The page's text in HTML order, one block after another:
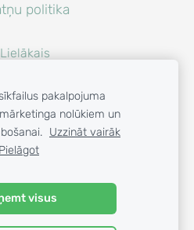
politika
© 2023 GAISA PRIEKS SIA
pakalpojuma
nolūkiem un
Uzzināt vairāk
Pielāgot
visus